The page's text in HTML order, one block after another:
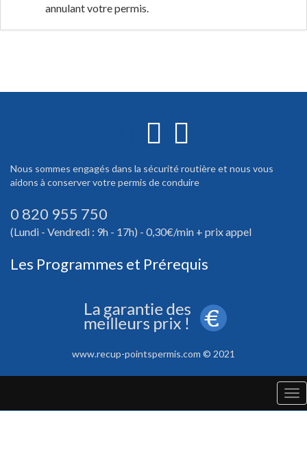
annulant votre permis.
Nous sommes engagés dans la sécurité routière et nous vous
aidons à conserver votre permis de conduire
0 820 955 750
(Lundi - Vendredi : 9h - 17h) - 0,30€/min + prix appel
Les Programmes et Prérequis
www.recup-pointspermis.com © 2021